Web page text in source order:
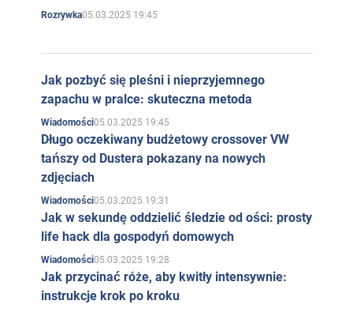
Rozrywka05.03.2025 19:45
Jak pozbyć się pleśni i nieprzyjemnego
zapachu w pralce: skuteczna metoda
Wiadomości05.03.2025 19:45
Długo oczekiwany budżetowy crossover VW
tańszy od Dustera pokazany na nowych
zdjęciach
Wiadomości05.03.2025 19:31
Jak w sekundę oddzielić śledzie od ości: prosty
life hack dla gospodyń domowych
Wiadomości05.03.2025 19:28
Jak przycinać róże, aby kwitły intensywnie:
instrukcje krok po kroku